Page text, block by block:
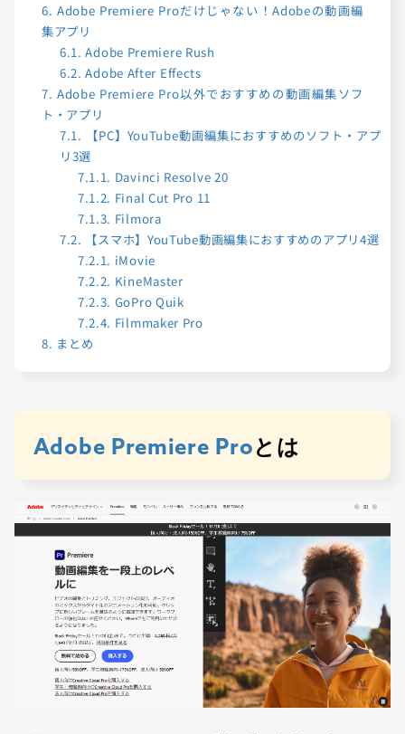
6. Adobe Premiere Proだけじゃない！Adobeの動画編
集アプリ
6.1. Adobe Premiere Rush
6.2. Adobe After Effects
7. Adobe Premiere Pro以外でおすすめの動画編集ソフ
ト・アプリ
7.1. 【PC】YouTube動画編集におすすめのソフト・アプ
リ3選
7.1.1. Davinci Resolve 20
7.1.2. Final Cut Pro 11
7.1.3. Filmora
7.2. 【スマホ】YouTube動画編集におすすめのアプリ4選
7.2.1. iMovie
7.2.2. KineMaster
7.2.3. GoPro Quik
7.2.4. Filmmaker Pro
8. まとめ
Adobe Premiere Pro とは